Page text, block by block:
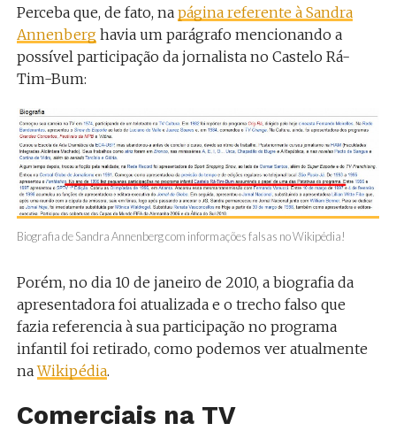
Perceba que, de fato, na página referente à Sandra
Annenberghavia um parágrafo mencionando a
possível participação da jornalista no Castelo Rá-
Tim-Bum:
Biografia de Sandra Annenberg com informações falsas no Wikipédia!
Porém, no dia 10 de janeiro de 2010, a biografia da
apresentadora foi atualizada e o trecho falso que
fazia referencia à sua participação no programa
infantil foi retirado, como podemos ver atualmente
naWikipédia.
Comerciais na TV